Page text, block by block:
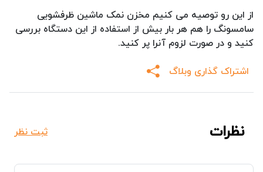
از این رو توصیه می کنیم مخزن نمک ماشین ظرفشویی
سامسونگ را هم هر بار بیش از استفاده از این دستگاه بررسی
کنید و در صورت لزوم آنرا پر کنید.
اشتراک گذاری وبلاگ
نظرات ثبت نظر